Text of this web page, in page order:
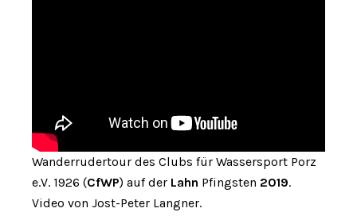
Wanderrudertour des Clubs für Wassersport Porz
e.V. 1926 (CfWP) auf der Lahn Pfingsten 2019.
Video von Jost-Peter Langner.